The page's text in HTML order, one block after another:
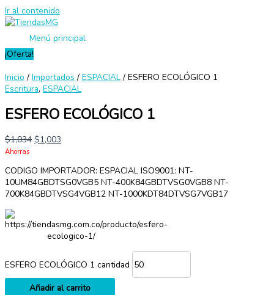
Ir al contenido
Menú principal
¡Oferta!
Inicio / Importados / ESPACIAL / ESFERO ECOLÓGICO 1
Escritura, ESPACIAL
ESFERO ECOLÓGICO 1
$1,034 $1,003
Ahorras
CODIGO IMPORTADOR: ESPACIAL ISO9001: NT-
10UM84GBDTSG0VGB5 NT-400K84GBDTVSG0VGB8 NT-
700K84GBDTVSG4VGB12 NT-1000KDT84DTVSG7VGB17
https://tiendasmg.com.co/producto/esfero-
ecologico-1/
ESFERO ECOLÓGICO 1 cantidad
Añadir al carrito